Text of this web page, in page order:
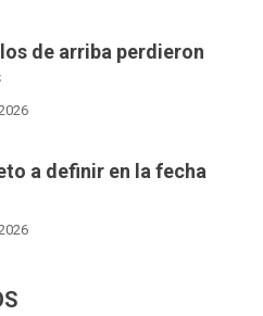
de arriba perdieron
a definir en la fecha